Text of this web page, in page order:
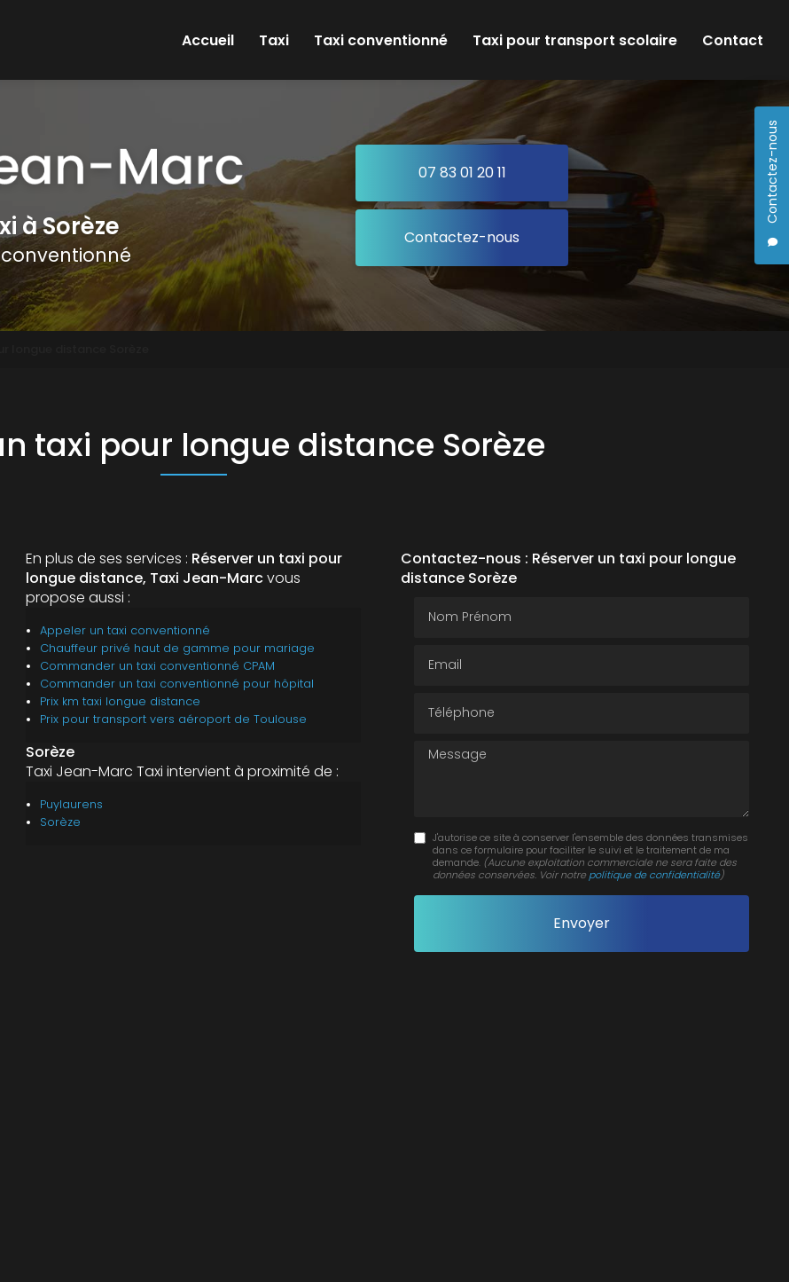
Contactez-nous
Accueil
Taxi Taxi conventionné Taxi pour transport scolaire Contact
à Sorèze
07 83 01 20 11
Contactez-nous
taxi pour longue distance Sorèze
En plus de ses services : Réserver un taxi pour
longue distance, Taxi Jean-Marcvous
propose aussi :
Appeler un taxi conventionné
Chauffeur privé haut de gamme pour mariage
Commander un taxi conventionné CPAM
Commander un taxi conventionné pour hôpital
Prix km taxi longue distance
Prix pour transport vers aéroport de Toulouse
Sorèze
Taxi Jean-Marc Taxi intervient à proximité de :
Puylaurens
Sorèze
Contactez-nous : Réserver un taxi pour longue
distance Sorèze
Message
J'autorise ce site à conserver l'ensemble des données transmises
dans ce formulaire pour faciliter le suivi et le traitement de ma
demande. (Aucune exploitation commerciale ne sera faite des
données conservées. Voir notre politique de confidentialité)